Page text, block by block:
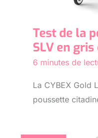
Test de la
SLV en
6 minutes de
La CYBEX Gold
poussette